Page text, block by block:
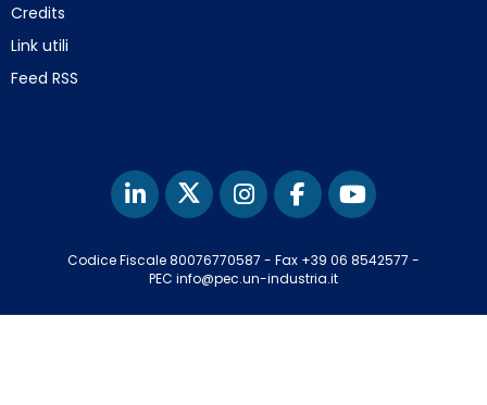
Credits
Link utili
Feed RSS
Codice Fiscale 80076770587 - Fax +39 06 8542577 -
PEC info@pec.un-industria.it